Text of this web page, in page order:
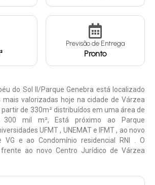
Previsão de Entrega
Pronto
do Sol II/Parque Genebra está localizado
valorizadas hoje na cidade de Várzea
partir de 330m² distribuídos em uma área de
300 mil m², Está próximo ao Parque
UFMT , UNEMAT e IFMT , ao novo
VG e ao Condomínio residencial RNI . O
ao novo Centro Jurídico de Várzea